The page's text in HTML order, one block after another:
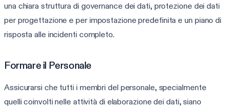
una chiara struttura di governance dei dati, protezione dei dati
per progettazione e per impostazione predefinita e un piano di
risposta alle incidenti completo.
Formare il Personale
Assicurarsi che tutti i membri del personale, specialmente
quelli coinvolti nelle attività di elaborazione dei dati, siano